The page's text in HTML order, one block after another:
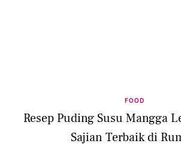
FOOD
Resep Puding Susu Mangga
Sajian Terbaik di